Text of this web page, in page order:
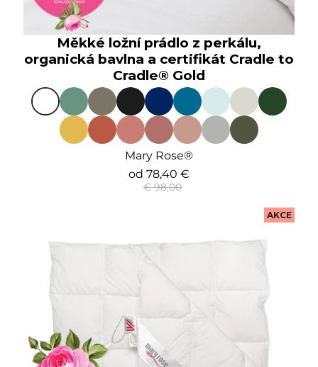
Měkké ložní prádlo z perkálu,
organická bavlna a certifikát Cradle to
Cradle® Gold
Mary Rose®
od 78,40 €
€ 98,00
AKCE